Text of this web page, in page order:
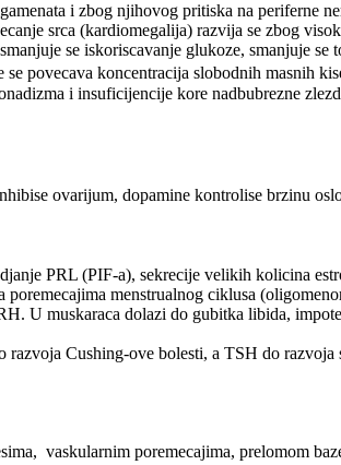
i zbog njihovog pritiska na periferne
srca (kardiomegalija) razvija se zbog
se iskoriscavanje glukoze, smanjuje se
povecava koncentracija slobodnih masnih
i insuficijencije kore nadbubrezne
ovarijum, dopamine kontrolise brzinu
PRL (PIF-a), sekrecije velikih kolicina
menstrualnog ciklusa
U muskaraca dolazi do gubitka libida,
razvoja Cushing-ove bolesti, a TSH do
vaskularnim poremecajima, prelomom